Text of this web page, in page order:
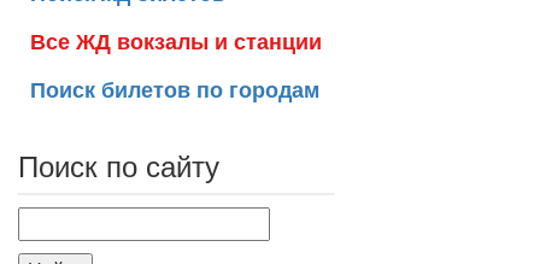
Все ЖД вокзалы и станции
Поиск билетов по городам
Поиск по сайту